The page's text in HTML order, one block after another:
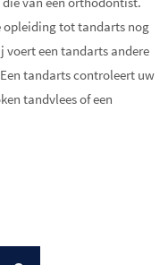
opleiding tot tandarts nog
voert een tandarts andere
tandarts controleert uw
tandvlees of een